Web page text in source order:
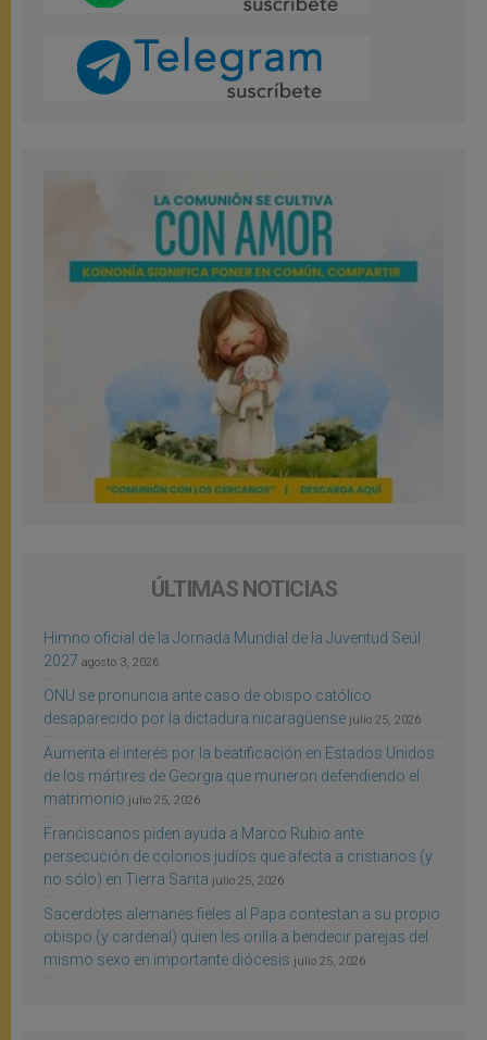
ÚLTIMAS NOTICIAS
Himno oficial de la Jornada Mundial de la Juventud Seúl
2027 agosto 3, 2026
ONU se pronuncia ante caso de obispo católico
desaparecido por la dictadura nicaragüense julio 25, 2026
Aumenta el interés por la beatificación en Estados Unidos
de los mártires de Georgia que murieron defendiendo el
matrimonio julio 25, 2026
Franciscanos piden ayuda a Marco Rubio ante
persecución de colonos judíos que afecta a cristianos (y
no sólo) en Tierra Santa julio 25, 2026
Sacerdotes alemanes fieles al Papa contestan a su propio
obispo (y cardenal) quien les orilla a bendecir parejas del
mismo sexo en importante diócesis julio 25, 2026